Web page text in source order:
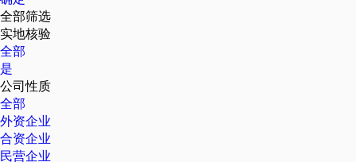
全部筛选
实地核验
全部
是
公司性质
全部
外资企业
合资企业
民营企业